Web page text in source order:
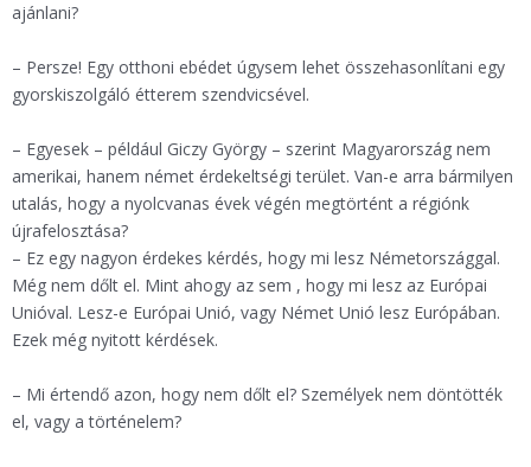
ajánlani?
– Persze! Egy otthoni ebédet úgysem lehet összehasonlítani egy
gyorskiszolgáló étterem szendvicsével.
– Egyesek – például Giczy György – szerint Magyarország nem
amerikai, hanem német érdekeltségi terület. Van-e arra bármilyen
utalás, hogy a nyolcvanas évek végén megtörtént a régiónk
újrafelosztása?
– Ez egy nagyon érdekes kérdés, hogy mi lesz Németországgal.
Még nem dőlt el. Mint ahogy az sem , hogy mi lesz az Európai
Unióval. Lesz-e Európai Unió, vagy Német Unió lesz Európában.
Ezek még nyitott kérdések.
– Mi értendő azon, hogy nem dőlt el? Személyek nem döntötték
el, vagy a történelem?